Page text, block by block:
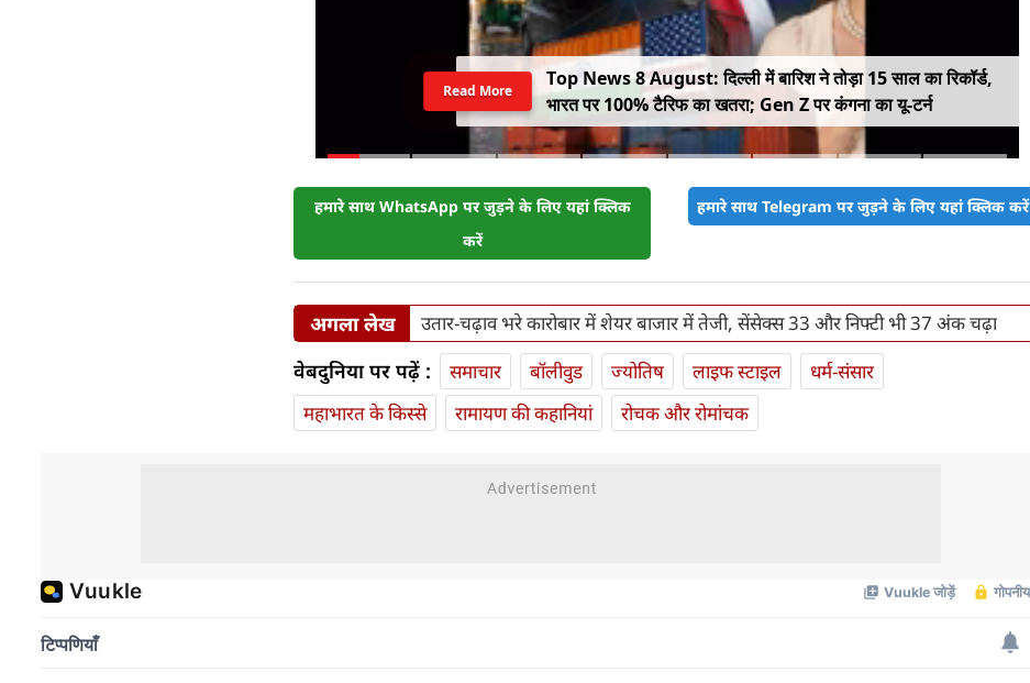
Top News 8 August: दिल्ली में बारिश ने तोड़ा 15 साल का रिकॉर्ड,
भारत पर 100% टैरिफ का खतरा; Gen Z पर कंगना का यू-टर्न
Read More
हमारे साथ WhatsApp पर जुड़ने के लिए यहां क्लिक
करें
हमारे साथ Telegram पर जुड़ने के लिए यहां क्लिक करें
अगला लेख उतार-चढ़ाव भरे कारोबार में शेयर बाजार में तेजी, सेंसेक्स 33 और निफ्टी भी 37 अंक चढ़ा
वेबदुनिया पर पढ़ें : समाचार बॉलीवुड ज्योतिष लाइफ स्‍टाइल
धर्म-संसार
महाभारत के किस्से
रामायण की कहानियां रोचक और रोमांचक